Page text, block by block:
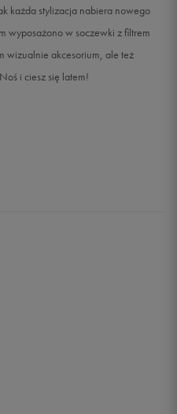
każda stylizacja nabiera nowego
wyposażono w soczewki z filtrem
wizualnie akcesorium, ale też
i ciesz się latem!